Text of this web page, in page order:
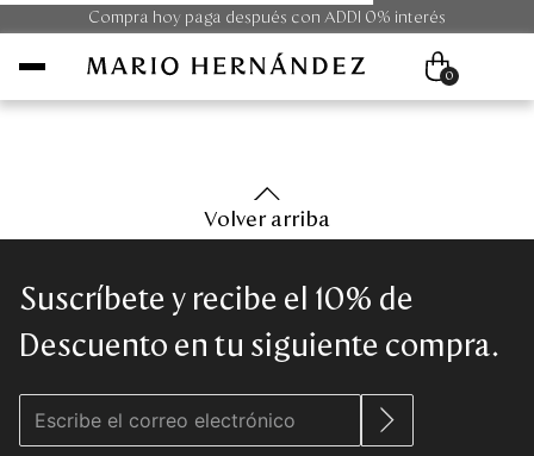
Compra hoy paga después con ADDI 0% interés
Hombre
Unisex
Colecciones
0
Volver arriba
Suscríbete y recibe el 10% de
Descuento en tu siguiente compra.